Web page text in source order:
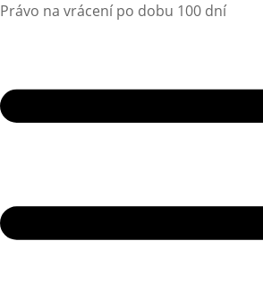
Právo na vrácení po dobu 100 dní